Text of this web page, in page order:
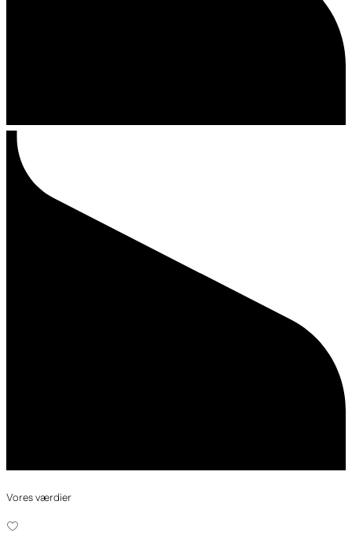
Vores værdier